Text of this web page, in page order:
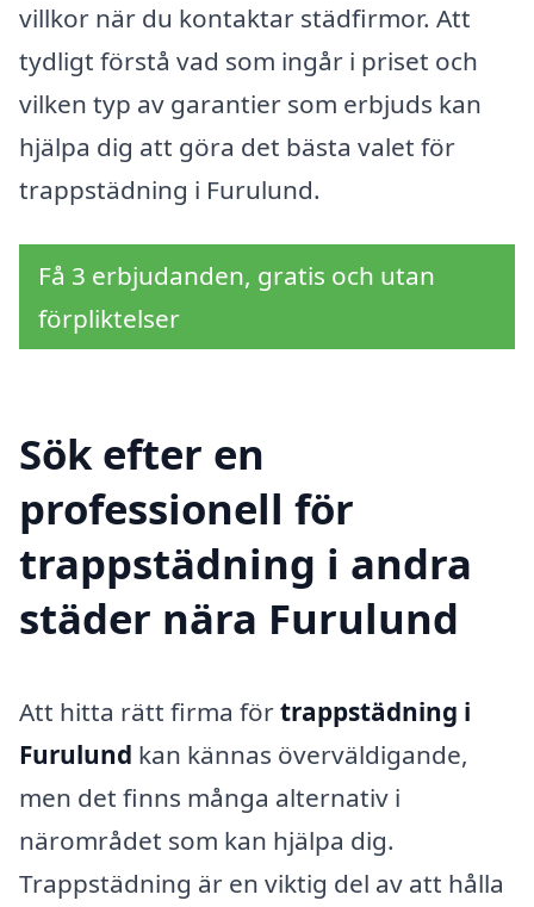
villkor när du kontaktar städfirmor. Att
tydligt förstå vad som ingår i priset och
vilken typ av garantier som erbjuds kan
hjälpa dig att göra det bästa valet för
trappstädning i Furulund.
Få 3 erbjudanden, gratis och utan
förpliktelser
Sök efter en
professionell för
trappstädning i andra
städer nära Furulund
Att hitta rätt firma förtrappstädning i
Furulund kan kännas överväldigande,
men det finns många alternativ i
närområdet som kan hjälpa dig.
Trappstädning är en viktig del av att hålla